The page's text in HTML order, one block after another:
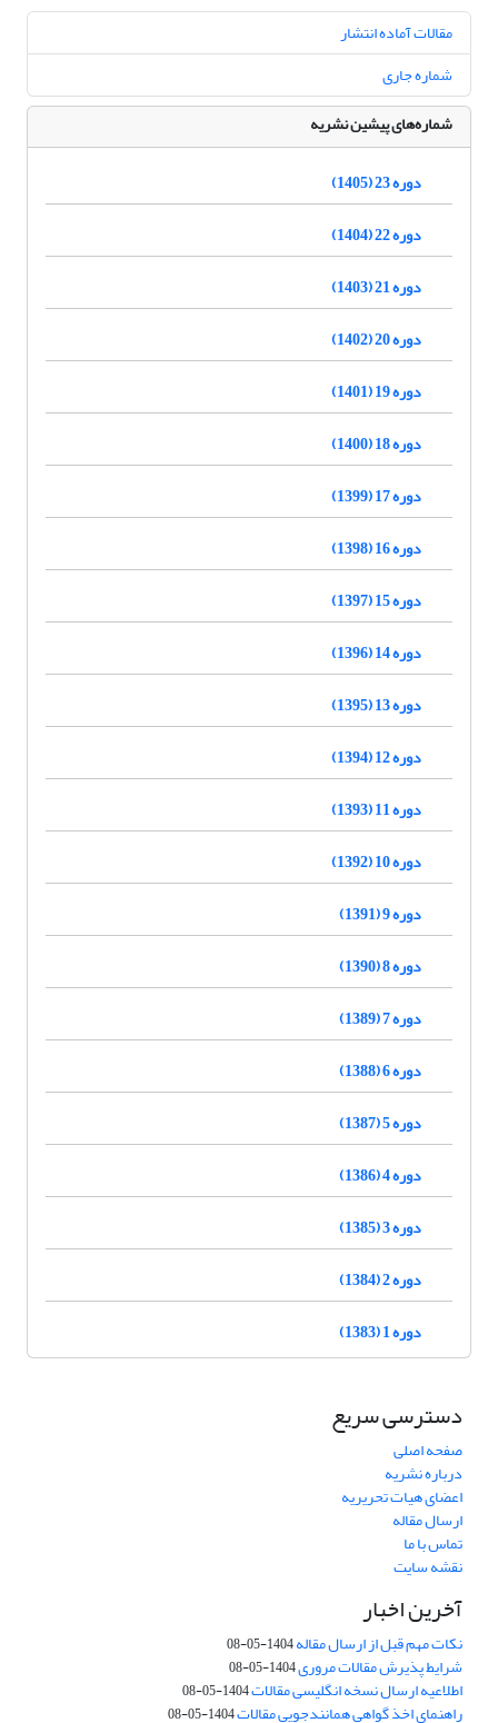
مقالات آماده انتشار
شماره جاری
شماره‌های پیشین نشریه
دوره 23 (1405)
دوره 22 (1404)
دوره 21 (1403)
دوره 20 (1402)
دوره 19 (1401)
دوره 18 (1400)
دوره 17 (1399)
دوره 16 (1398)
دوره 15 (1397)
دوره 14 (1396)
دوره 13 (1395)
دوره 12 (1394)
دوره 11 (1393)
دوره 10 (1392)
دوره 9 (1391)
دوره 8 (1390)
دوره 7 (1389)
دوره 6 (1388)
دوره 5 (1387)
دوره 4 (1386)
دوره 3 (1385)
دوره 2 (1384)
دوره 1 (1383)
دسترسی سریع
صفحه اصلی
درباره نشریه
اعضای هیات تحریریه
ارسال مقاله
تماس با ما
نقشه سایت
آخرین اخبار
نکات مهم قبل از ارسال مقاله1404-05-08
شرایط پذیرش مقالات مروری1404-05-08
اطلاعیه ارسال نسخه انگلیسی مقالات1404-05-08
راهنمای اخذ گواهی همانندجویی مقالات1404-05-08